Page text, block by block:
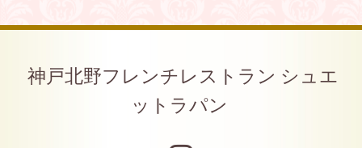
神戸北野フレンチレストラン シュエ
ットラパン